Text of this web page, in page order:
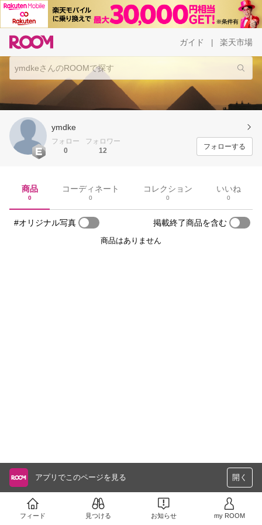
ガイド 楽天市場
ymdke
フォロー
0
フォロワー
12
フォローする
商品
0
コーディネート
0
コレクション
0
いいね
0
#オリジナル写真 掲載終了商品を含む
商品はありません
アプリでこのページを見る 開く
フィード 見つける お知らせ my ROOM